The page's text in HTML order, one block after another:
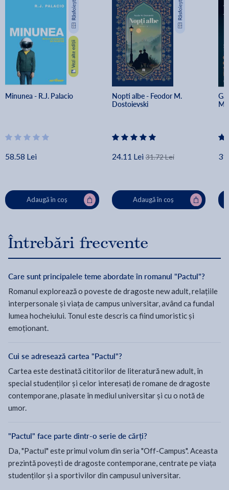
Minunea - R.J. Palacio
58.58 Lei
Adaugă în coș
Nopti albe - Feodor M.
Dostoievski
24.11 Lei 31.72 Lei
Adaugă în coș
Întrebări frecvente
Care sunt principalele teme abordate în romanul "Pactul"?
Romanul explorează o poveste de dragoste new adult, relațiile
interpersonale și viața de campus universitar, având ca fundal
lumea hocheiului. Tonul este descris ca fiind umoristic și
emoționant.
Cui se adresează cartea "Pactul"?
Cartea este destinată cititorilor de literatură new adult, în
special studenților și celor interesați de romane de dragoste
contemporane, plasate în mediul universitar și cu o notă de
umor.
"Pactul" face parte dintr-o serie de cărți?
Da, "Pactul" este primul volum din seria "Off-Campus". Aceasta
prezintă povești de dragoste contemporane, centrate pe viața
studenților și a sportivilor din campusul universitar.